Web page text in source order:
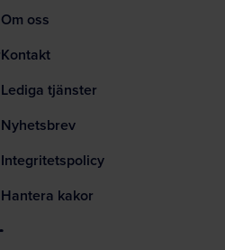
Om oss
Kontakt
Lediga tjänster
Nyhetsbrev
Integritetspolicy
Hantera kakor